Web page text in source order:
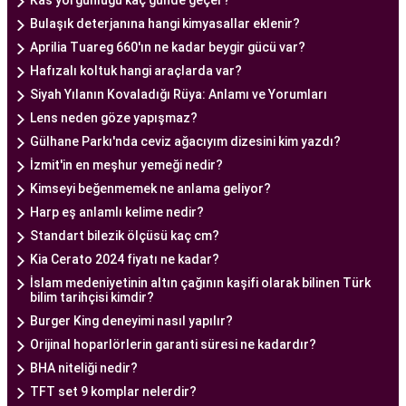
güvenli hale getirir.
Ankara Tüp Bebek Merkezi, hasta odaklı hizmet
anlayışı ve etik prensipler çerçevesinde, çiftlere
sağlıklı bir gebelik yaşama şansı tanıyan kapsamlı
bir tüp bebek hizmeti sunar.
Ankara Tüp Bebek Doktoru
Tüp bebek tedavisi, uzman bir ekibin liderliğinde
ve deneyimli bir doktorun rehberliğinde
yürütülmesi gereken bir süreçtir. Ankara Tüp
Bebek Merkezi'nde görev alan uzman tüp bebek
doktoru, çiftlere kapsamlı bir yaklaşımla tedavi
sunar.
Ankara Tüp Bebek Doktoru, tüp bebek tedavisi
sürecinde çiftlere rehberlik eder ve tedavinin her
aşamasında destek sağlar. Çiftin tıbbi geçmişini
Bulaşık deterjanına hangi kimyasallar eklenir?
Aprilia Tuareg 660'ın ne kadar beygir gücü var?
Hafızalı koltuk hangi araçlarda var?
Siyah Yılanın Kovaladığı Rüya: Anlamı ve Yorumları
Lens neden göze yapışmaz?
Gülhane Parkı'nda ceviz ağacıyım dizesini kim yazdı?
İzmit'in en meşhur yemeği nedir?
Kimseyi beğenmemek ne anlama geliyor?
Harp eş anlamlı kelime nedir?
Standart bilezik ölçüsü kaç cm?
Kia Cerato 2024 fiyatı ne kadar?
İslam medeniyetinin altın çağının kaşifi olarak bilinen Türk
bilim tarihçisi kimdir?
Burger King deneyimi nasıl yapılır?
Orijinal hoparlörlerin garanti süresi ne kadardır?
BHA niteliği nedir?
TFT set 9 komplar nelerdir?